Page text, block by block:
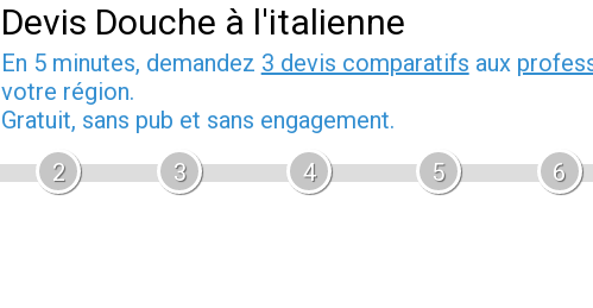
Devis Douche à l'italienne
En 5 minutes, demandez 3 devis comparatifs aux
votre région.
Gratuit, sans pub et sans engagement.
2 3 4 5 6